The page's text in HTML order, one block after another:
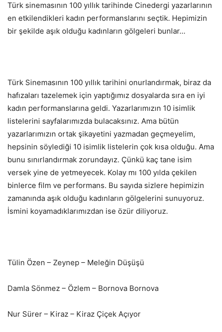
Türk sinemasının 100 yıllık tarihinde Cinedergi yazarlarının
en etkilendikleri kadın performanslarını seçtik. Hepimizin
bir şekilde aşık olduğu kadınların gölgeleri bunlar…
Türk Sinemasının 100 yıllık tarihini onurlandırmak, biraz da
hafızaları tazelemek için yaptığımız dosyalarda sıra en iyi
kadın performanslarına geldi. Yazarlarımızın 10 isimlik
listelerini sayfalarımızda bulacaksınız. Ama bütün
yazarlarımızın ortak şikayetini yazmadan geçmeyelim,
hepsinin söylediği 10 isimlik listelerin çok kısa olduğu. Ama
bunu sınırlandırmak zorundayız. Çünkü kaç tane isim
versek yine de yetmeyecek. Kolay mı 100 yılda çekilen
binlerce film ve performans. Bu sayıda sizlere hepimizin
zamanında aşık olduğu kadınların gölgelerini sunuyoruz.
İsmini koyamadıklarımızdan ise özür diliyoruz.
Tülin Özen – Zeynep – Meleğin Düşüşü
Damla Sönmez – Özlem – Bornova Bornova
Nur Sürer – Kiraz – Kiraz Çiçek Açıyor